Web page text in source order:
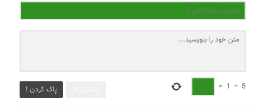
پاک کردن ! 5
−
1
=